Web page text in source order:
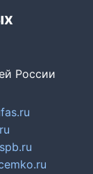
России
fas.ru